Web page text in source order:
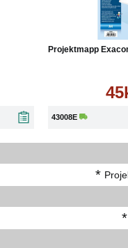
Projektmapp
43008E
*
*